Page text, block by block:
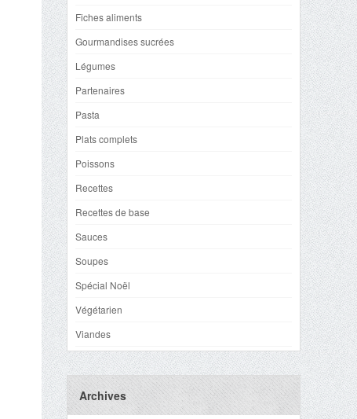
Fiches aliments
Gourmandises sucrées
Légumes
Partenaires
Pasta
Plats complets
Poissons
Recettes
Recettes de base
Sauces
Soupes
Spécial Noël
Végétarien
Viandes
Archives